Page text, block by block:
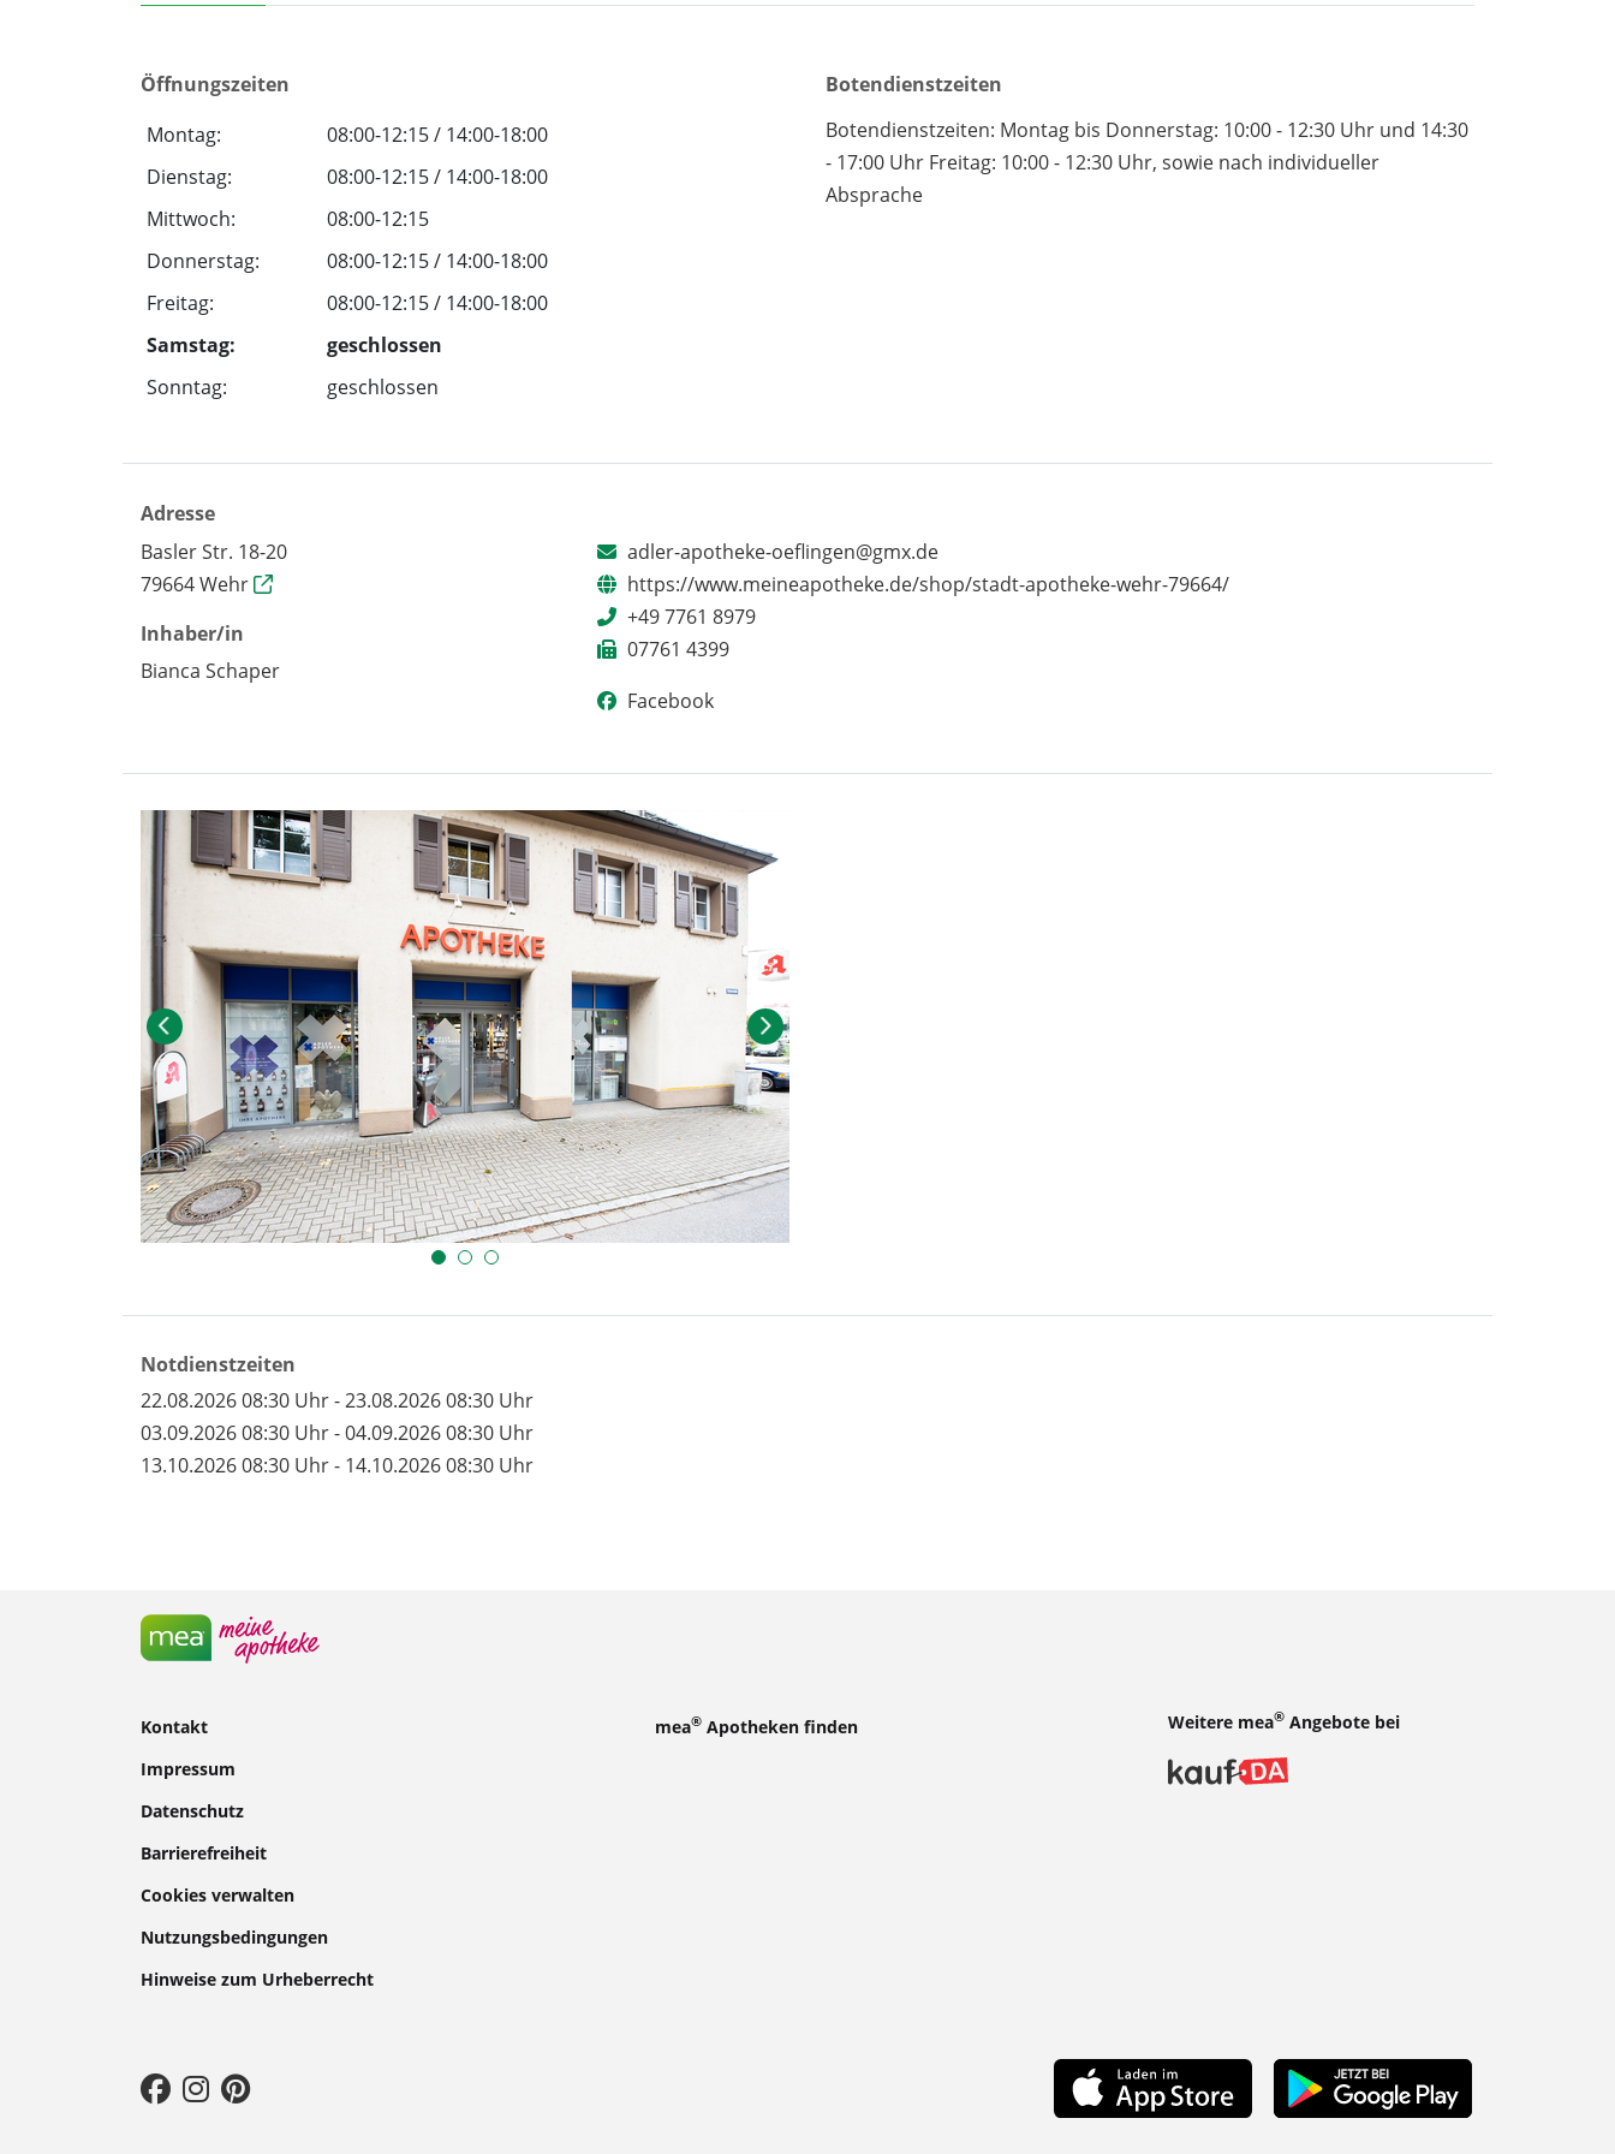
Öffnungszeiten
Montag:
08:00-12:15 / 14:00-18:00
Dienstag:
08:00-12:15 / 14:00-18:00
Mittwoch:
08:00-12:15
Donnerstag:
08:00-12:15 / 14:00-18:00
Freitag:
08:00-12:15 / 14:00-18:00
Samstag:
geschlossen
Sonntag:
geschlossen
Botendienstzeiten
Botendienstzeiten: Montag bis Donnerstag: 10:00 - 12:30 Uhr und 14:30
- 17:00 Uhr Freitag: 10:00 - 12:30 Uhr, sowie nach individueller
Absprache
Adresse
Basler Str. 18-20
79664 Wehr
Inhaber/in
Bianca Schaper
adler-apotheke-oeflingen@gmx.de
https://www.meineapotheke.de/shop/stadt-apotheke-wehr-79664/
+49 7761 8979
07761 4399
Facebook
Notdienstzeiten
22.08.2026 08:30 Uhr - 23.08.2026 08:30 Uhr
03.09.2026 08:30 Uhr - 04.09.2026 08:30 Uhr
13.10.2026 08:30 Uhr - 14.10.2026 08:30 Uhr
Kontakt
Impressum
Datenschutz
Barrierefreiheit
Cookies verwalten
Nutzungsbedingungen
Hinweise zum Urheberrecht
mea®Apotheken finden Weitere mea® Angebote bei